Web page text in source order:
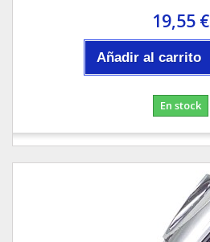
19,55 €
Añadir al carrito
En stock